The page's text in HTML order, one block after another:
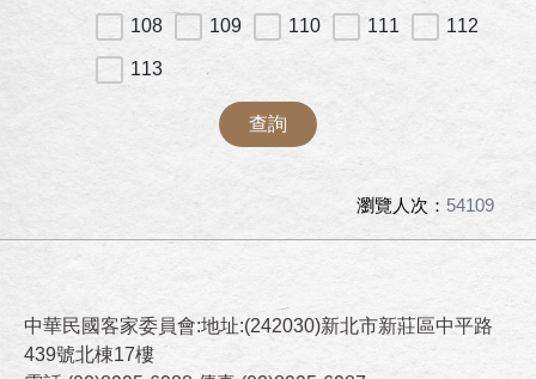
108 109 110 111 112
113
查詢
瀏覽人次： 54109
中華民國客家委員會:地址:(242030)新北市新莊區中平路
439號北棟17樓